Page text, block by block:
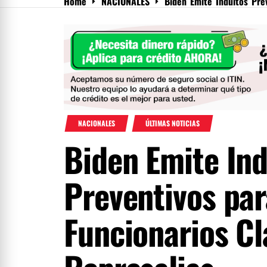
Menu
NACIONALES ÚLTIMAS NOTICIAS
Biden Emite
Preventivos
Funcionarios